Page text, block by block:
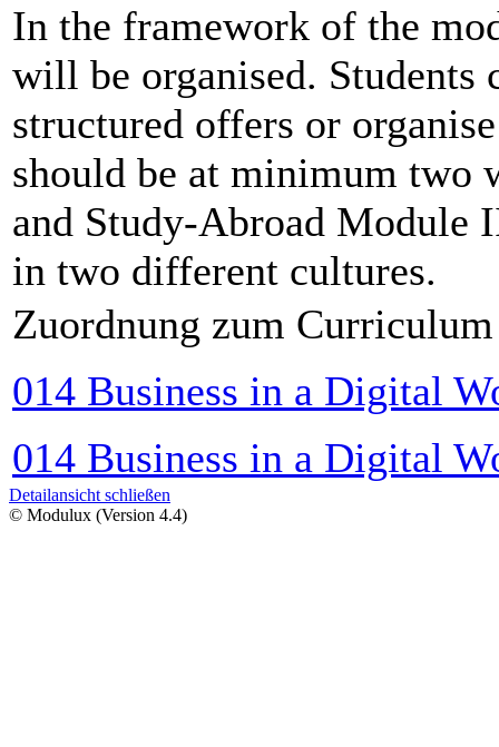
In the framework of the
will be organised. Students
structured offers or
should be at minimum two
and Study-Abroad Module
in two different cultures.
Zuordnung zum Curriculum
014 Business in a Digital
014 Business in a Digital
Detailansicht schließen
© Modulux (Version 4.4)